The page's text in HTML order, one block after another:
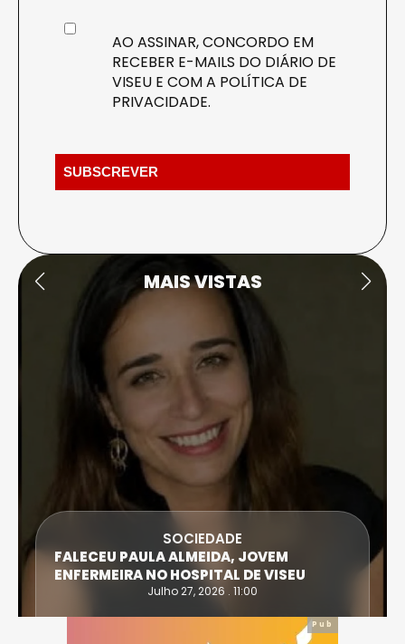
AO ASSINAR, CONCORDO EM
RECEBER E-MAILS DO DIÁRIO DE
VISEU E COM A POLÍTICA DE
PRIVACIDADE.
MAIS VISTAS
SOCIEDADE
FALECEU PAULA ALMEIDA, JOVEM
ENFERMEIRA NO HOSPITAL DE VISEU
Julho 27, 2026 . 11:00
Pub